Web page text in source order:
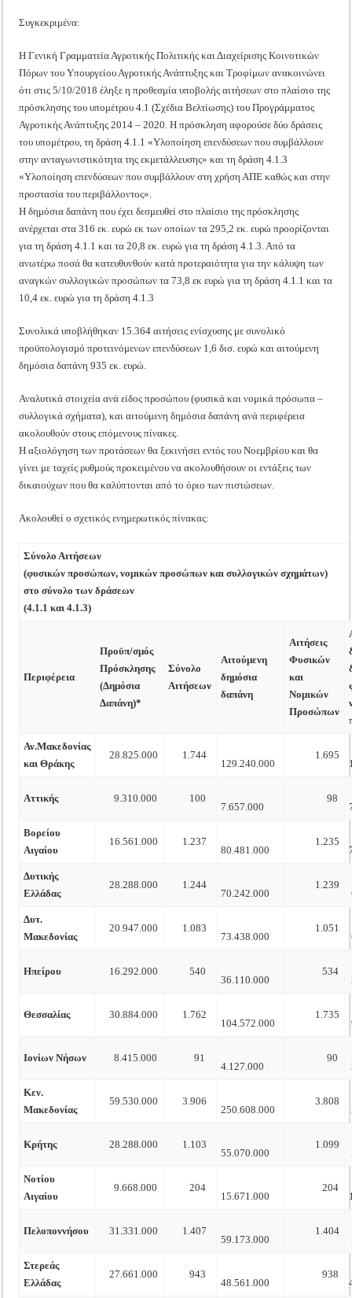
Συγκεκριμένα:
Η Γενική Γραμματεία Αγροτικής Πολιτικής και Διαχείρισης Κοινοτικών
Πόρων του Υπουργείου Αγροτικής Ανάπτυξης και Τροφίμων ανακοινώνει
ότι στις 5/10/2018 έληξε η προθεσμία υποβολής αιτήσεων στο πλαίσιο της
πρόσκλησης του υπομέτρου 4.1 (Σχέδια Βελτίωσης) του Προγράμματος
Αγροτικής Ανάπτυξης 2014 – 2020. Η πρόσκληση αφορούσε δύο δράσεις
του υπομέτρου, τη δράση 4.1.1 «Υλοποίηση επενδύσεων που συμβάλλουν
στην ανταγωνιστικότητα της εκμετάλλευσης» και τη δράση 4.1.3
«Υλοποίηση επενδύσεων που συμβάλλουν στη χρήση ΑΠΕ καθώς και στην
προστασία του περιβάλλοντος».
Η δημόσια δαπάνη που έχει δεσμευθεί στο πλαίσιο της πρόσκλησης
ανέρχεται στα 316 εκ. ευρώ εκ των οποίων τα 295,2 εκ. ευρώ προορίζονται
για τη δράση 4.1.1 και τα 20,8 εκ. ευρώ για τη δράση 4.1.3. Από τα
ανωτέρω ποσά θα κατευθυνθούν κατά προτεραιότητα για την κάλυψη των
αναγκών συλλογικών προσώπων τα 73,8 εκ ευρώ για τη δράση 4.1.1 και τα
10,4 εκ. ευρώ για τη δράση 4.1.3
Συνολικά υποβλήθηκαν 15.364 αιτήσεις ενίσχυσης με συνολικό
προϋπολογισμό προτεινόμενων επενδύσεων 1,6 δισ. ευρώ και αιτούμενη
δημόσια δαπάνη 935 εκ. ευρώ.
Αναλυτικά στοιχεία ανά είδος προσώπου (φυσικά και νομικά πρόσωπα –
συλλογικά σχήματα), και αιτούμενη δημόσια δαπάνη ανά περιφέρεια
ακολουθούν στους επόμενους πίνακες.
Η αξιολόγηση των προτάσεων θα ξεκινήσει εντός του Νοεμβρίου και θα
γίνει με ταχείς ρυθμούς προκειμένου να ακολουθήσουν οι εντάξεις των
δικαιούχων που θα καλύπτονται από το όριο των πιστώσεων.
Ακολουθεί ο σχετικός ενημερωτικός πίνακας:
Σύνολο Αιτήσεων
(φυσικών προσώπων, νομικών προσώπων και συλλογικών σχημάτων)
στο σύνολο των δράσεων
(4.1.1 και 4.1.3)
Περιφέρεια
Προϋπ/σμός
Πρόσκλησης
(Δημόσια
Δαπάνη)*
Σύνολο
Αιτήσεων
Αιτούμενη
δημόσια
δαπάνη
Αιτήσεις
Φυσικών
και
Νομικών
Προσώπων
Αν.Μακεδονίας
και Θράκης
28.825.000 1.744
129.240.000
1.695
Αττικής 9.310.000 100
7.657.000
98
Βορείου
Αιγαίου
16.561.000 1.237
80.481.000
1.235
Δυτικής
Ελλάδας
28.288.000 1.244
70.242.000
1.239
Δυτ.
Μακεδονίας
20.947.000 1.083
73.438.000
1.051
Ηπείρου 16.292.000 540
36.110.000
534
Θεσσαλίας 30.884.000 1.762
104.572.000
1.735
Ιονίων Νήσων 8.415.000 91
4.127.000
90
Κεν.
Μακεδονίας
59.530.000 3.906
250.608.000
3.808
Κρήτης 28.288.000 1.103
55.070.000
1.099
Νοτίου
Αιγαίου
9.668.000 204
15.671.000
204
Πελοποννήσου 31.331.000 1.407
59.173.000
1.404
Στερεάς
Ελλάδας
27.661.000 943
48.561.000
938